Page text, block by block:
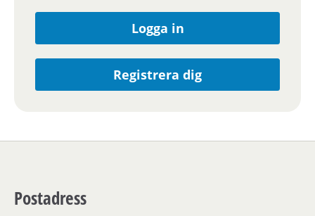
Logga in
Registrera dig
Postadress